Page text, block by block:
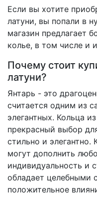
Если вы хотите
латуни, вы попали в
магазин предлагает
колье, в том числе и
Почему стоит
латуни?
Янтарь - это
считается одним из
элегантных. Кольца
прекрасный выбор
стильно и элегантно.
могут дополнить
индивидуальность и
обладает целебными
положительное